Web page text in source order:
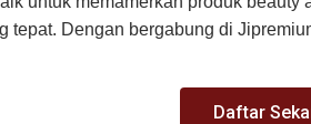
tepat. Dengan bergabung di
Daftar